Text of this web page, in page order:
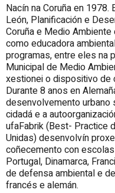
Nacín na Coruña en
León, Planificación e
Coruña e Medio
como educadora
programas, entre eles na
Municipal de Medio
xestionei o dispositivo de
Durante 8 anos en
desenvolvemento
cidadá e a
ufaFabrik (Best- Practice
Unidas) desenvolvín
coñecemento con
Portugal, Dinamarca,
de defensa ambiental e
francés e alemán.